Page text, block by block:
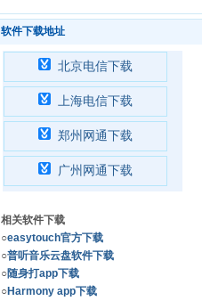
软件下载地址
北京电信下载
上海电信下载
郑州网通下载
广州网通下载
相关软件下载
○easytouch官方下载
○普听音乐云盘软件下载
○随身打app下载
○Harmony app下载